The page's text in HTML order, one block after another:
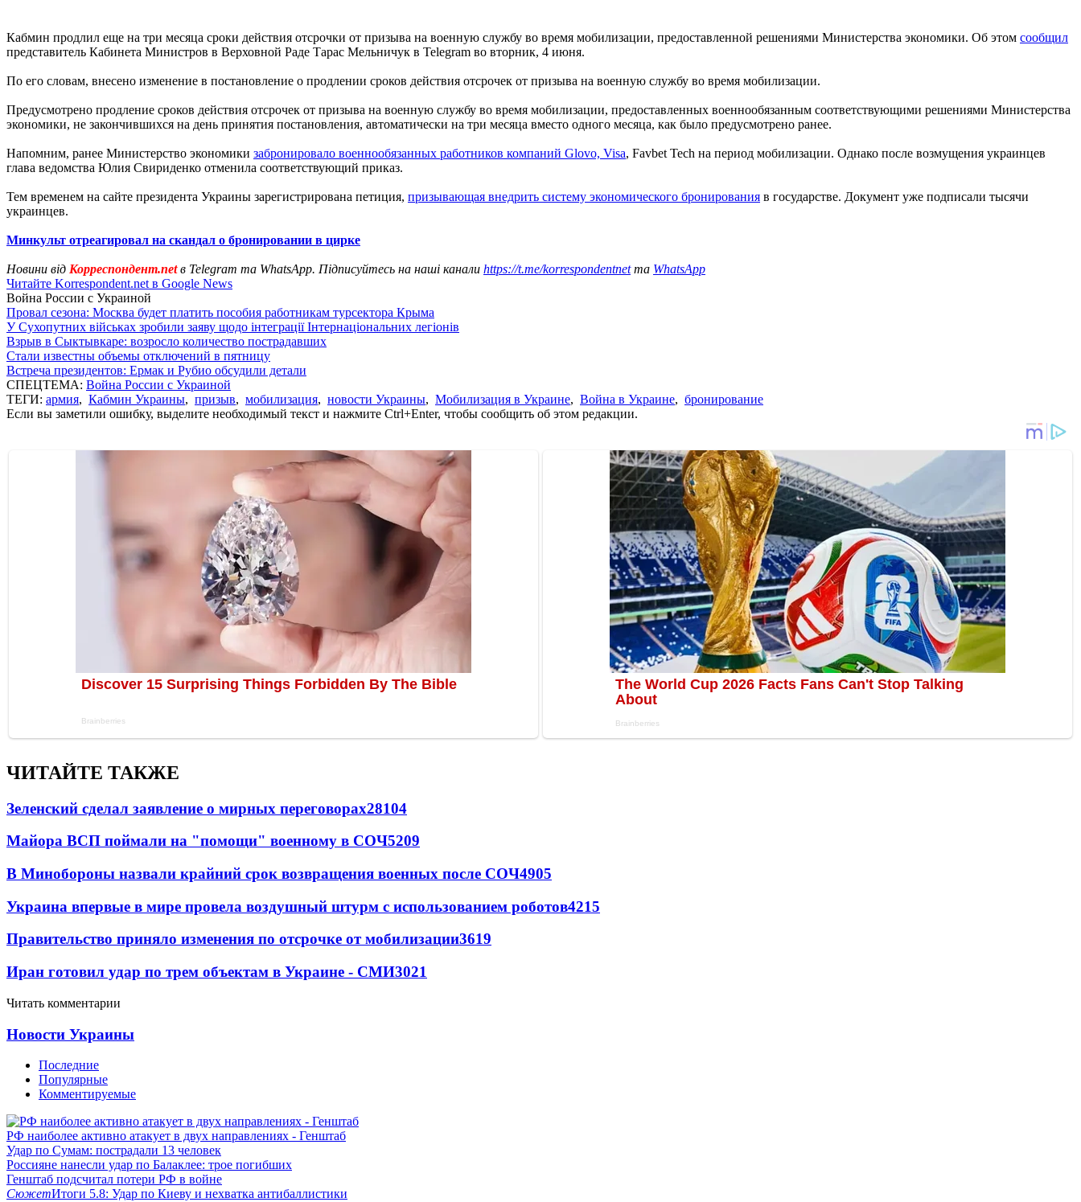
Кабмин продлил еще на три месяца сроки действия отсрочки от призыва на военную службу во время мобилизации, предоставленной решениями Министерства экономики. Об этом сообщил
представитель Кабинета Министров в Верховной Раде Тарас Мельничук в Telegram во вторник, 4 июня.
По его словам, внесено изменение в постановление о продлении сроков действия отсрочек от призыва на военную службу во время мобилизации.
Предусмотрено продление сроков действия отсрочек от призыва на военную службу во время мобилизации, предоставленных военнообязанным соответствующими решениями Министерства
экономики, не закончившихся на день принятия постановления, автоматически на три месяца вместо одного месяца, как было предусмотрено ранее.
Напомним, ранее Министерство экономики забронировало военнообязанных работников компаний Glovo, Visa, Favbet Tech на период мобилизации. Однако после возмущения украинцев
глава ведомства Юлия Свириденко отменила соответствующий приказ.
Тем временем на сайте президента Украины зарегистрирована петиция, призывающая внедрить систему экономического бронирования в государстве. Документ уже подписали тысячи
украинцев.
Минкульт отреагировал на скандал о бронировании в цирке
Новини від Корреспондент.netв Telegram та WhatsApp. Підписуйтесь на наші канали https://t.me/korrespondentnetта WhatsApp
Читайте Korrespondent.net в Google News
Война России с Украиной
Провал сезона: Москва будет платить пособия работникам турсектора Крыма
У Сухопутних військах зробили заяву щодо інтеграції Інтернаціональних легіонів
Взрыв в Сыктывкаре: возросло количество пострадавших
Стали известны объемы отключений в пятницу
Встреча президентов: Ермак и Рубио обсудили детали
СПЕЦТЕМА: Война России с Украиной
ТЕГИ: армия, Кабмин Украины, призыв, мобилизация, новости Украины, Мобилизация в Украине, Война в Украине, бронирование
Если вы заметили ошибку, выделите необходимый текст и нажмите Ctrl+Enter, чтобы сообщить об этом редакции.
ЧИТАЙТЕ ТАКЖЕ
Зеленский сделал заявление о мирных переговорах28104
Майора ВСП поймали на "помощи" военному в СОЧ5209
В Минобороны назвали крайний срок возвращения военных после СОЧ4905
Украина впервые в мире провела воздушный штурм с использованием роботов4215
Правительство приняло изменения по отсрочке от мобилизации3619
Иран готовил удар по трем объектам в Украине - СМИ3021
Читать комментарии
Новости Украины
Последние
Популярные
Комментируемые
РФ наиболее активно атакует в двух направлениях - Генштаб
Удар по Сумам: пострадали 13 человек
Россияне нанесли удар по Балаклее: трое погибших
Генштаб подсчитал потери РФ в войне
СюжетИтоги 5.8: Удар по Киеву и нехватка антибаллистики